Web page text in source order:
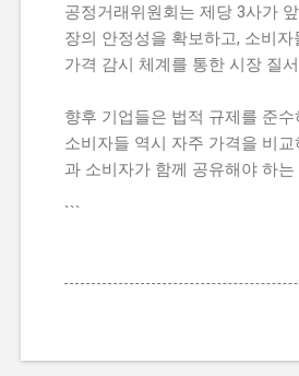
공정거래위원회는 제당 3사가
장의 안정성을 확보하고, 소비
가격 감시 체계를 통한 시장 질
향후 기업들은 법적 규제를 준
소비자들 역시 자주 가격을 비
과 소비자가 함께 공유해야 하
```